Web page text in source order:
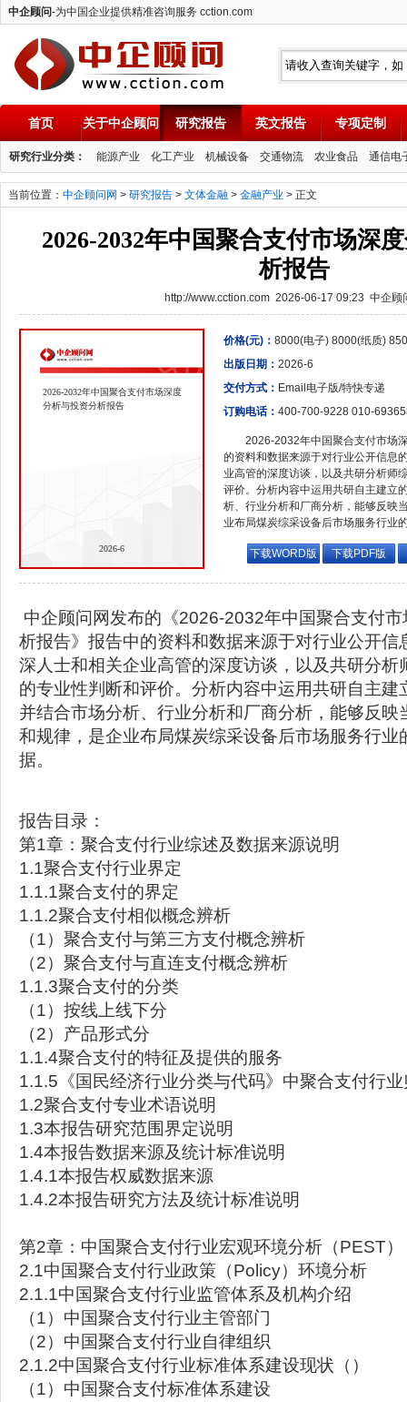
中企顾问-为中国企业提供精准咨询服务 cction.com
中企顾问
首页 关于中企顾问 研究报告 英文报告 专项定制
研究行业分类： 能源产业 化工产业 机械设备 交通物流 农业食品 通信电
当前位置： 中企顾问网 > 研究报告 > 文体金融 > 金融产业 > 正文
2026-2032年中国聚合支付市场深
析报告
http://www.cction.com 2026-06-17 09:23 中企顾
2026-2032年中国聚合支付市场深度
分析与投资分析报告
2026-6
价格(元)： 8000(电子) 8000(纸质)
出版日期： 2026-6
交付方式： Email电子版/特快专递
订购电话： 400-700-9228 010-
2026-2032年中国聚合支付市场
的资料和数据来源于对行业公开信息
业高管的深度访谈，以及共研分析师
评价。分析内容中运用共研自主建立
析、行业分析和厂商分析，能够反映
业布局煤炭综采设备后市场服务行业
下载WORD版 下载PDF版
中企顾问网发布的《2026-2032年中国聚合支付
析报告》报告中的资料和数据来源于对行业公开信
深人士和相关企业高管的深度访谈，以及共研分析
的专业性判断和评价。分析内容中运用共研自主建
并结合市场分析、行业分析和厂商分析，能够反映
和规律，是企业布局煤炭综采设备后市场服务行业
据。
报告目录：
第1章：聚合支付行业综述及数据来源说明
1.1聚合支付行业界定
1.1.1聚合支付的界定
1.1.2聚合支付相似概念辨析
（1）聚合支付与第三方支付概念辨析
（2）聚合支付与直连支付概念辨析
1.1.3聚合支付的分类
（1）按线上线下分
（2）产品形式分
1.1.4聚合支付的特征及提供的服务
1.1.5《国民经济行业分类与代码》中聚合支付行
1.2聚合支付专业术语说明
1.3本报告研究范围界定说明
1.4本报告数据来源及统计标准说明
1.4.1本报告权威数据来源
1.4.2本报告研究方法及统计标准说明
第2章：中国聚合支付行业宏观环境分析（PEST）
2.1中国聚合支付行业政策（Policy）环境分析
2.1.1中国聚合支付行业监管体系及机构介绍
（1）中国聚合支付行业主管部门
（2）中国聚合支付行业自律组织
2.1.2中国聚合支付行业标准体系建设现状（）
（1）中国聚合支付标准体系建设